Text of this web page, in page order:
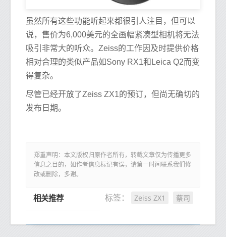
虽然所有这些功能听起来都很引人注目，但可以
说，售价为6,000美元的全画幅紧凑型相机将无法
吸引非常大的听众。Zeiss的工作因及时提供价格
相对合理的类似产品如Sony RX1和Leica Q2而变
得复杂。
尽管已经开放了Zeiss ZX1的预订，但尚无确切的
发布日期。
郑重声明：本文版权归原作者所有，转载文章仅为传播更多
信息之目的，如作者信息标记有误，请第一时间联系我们修
改或删除，多谢。
标签： Zeiss ZX1 蔡司
相关推荐